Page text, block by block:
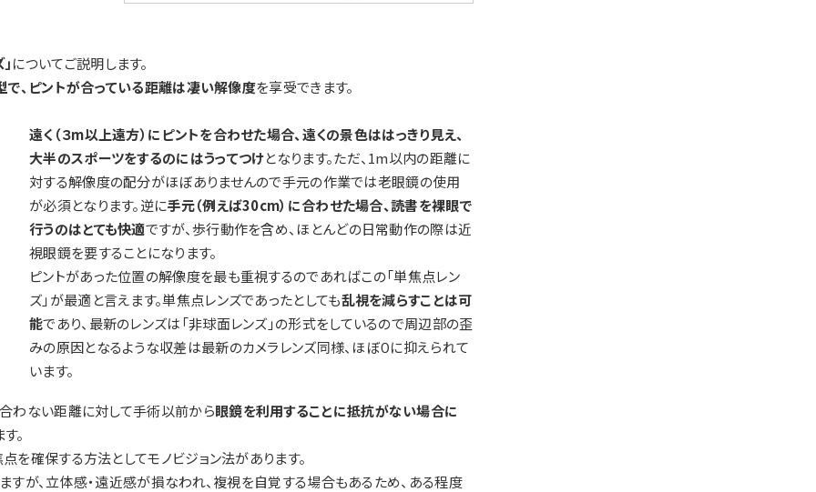
についてご説明します。
で、ピントが合っている距離は凄い解像度を享受できます。
遠く（３m以上遠方）にピントを合わせた場合、遠くの景色ははっきり見え、
大半のスポーツをするのにはうってつけとなります。ただ、1m以内の距離に
対する解像度の配分がほぼありませんので手元の作業では老眼鏡の使用
が必須となります。逆に手元（例えば30cm）に合わせた場合、読書を裸眼で
行うのはとても快適ですが、歩行動作を含め、ほとんどの日常動作の際は近
視眼鏡を要することになります。
ピントがあった位置の解像度を最も重視するのであればこの「単焦点レン
ズ」が最適と言えます。単焦点レンズであったとしても乱視を減らすことは可
能であり、最新のレンズは「非球面レンズ」の形式をしているので周辺部の歪
みの原因となるような収差は最新のカメラレンズ同様、ほぼ０に抑えられて
います。
わない距離に対して手術以前から眼鏡を利用することに抵抗がない場合に
。
確保する方法としてモノビジョン法があります。
が、立体感・遠近感が損なわれ、複視を自覚する場合もあるため、ある程度